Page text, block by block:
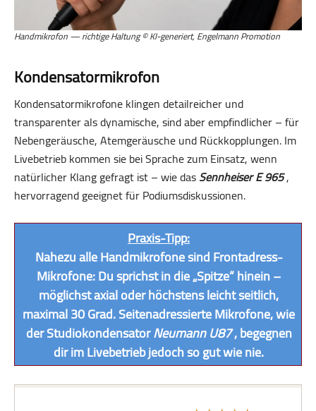
Handmikrofon — richtige Haltung © KI-generiert, Engelmann Promotion
Kondensatormikrofon
Kondensatormikrofone klingen detailreicher und
transparenter als dynamische, sind aber empfindlicher – für
Nebengeräusche, Atemgeräusche und Rückkopplungen. Im
Livebetrieb kommen sie bei Sprache zum Einsatz, wenn
natürlicher Klang gefragt ist – wie dasSennheiser E 965,
hervorragend geeignet für Podiumsdiskussionen.
Praxis-Tipp:
Nahezu alle Handmikrofone sind Frontadress-
Mikrofone: Du sprichst in die „Spitze“ hinein –
möglichst axial oder höchstens leicht seitlich,
maximal 30 Grad. Seitenadressierte Mikrofone, wie
der StudiokondensatorNeumann U87, begegnen
dir im Livebetrieb jedoch so gut wie nie.